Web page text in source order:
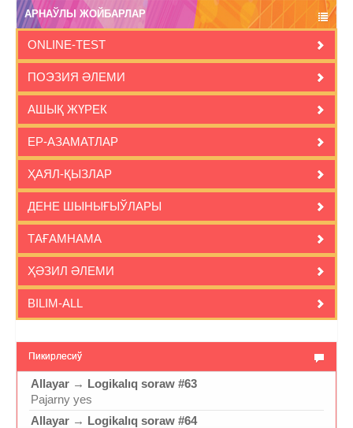
АРНАЎЛЫ ЖОЙБАРЛАР
ONLINE-TEST
ПОЭЗИЯ ӘЛЕМИ
АШЫҚ ЖҮРЕК
ЕР-АЗАМАТЛАР
ҲАЯЛ-ҚЫЗЛАР
ДЕНЕ ШЫНЫҒЫЎЛАРЫ
ТАҒАМНАМА
ҲӘЗИЛ ӘЛЕМИ
BILIM-ALL
Пикирлесиў
Allayar → Logikalıq soraw #63
Pajarny yes
Allayar → Logikalıq soraw #64